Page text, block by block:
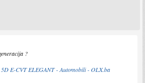
?
5D E-CVT ELEGANT - Automobili - OLX.ba